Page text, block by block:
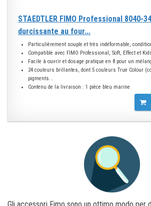
STAEDTLER FIMO Professional 8040-
durcissante au four...
Particulièrement souple et très indéformable,
Compatible avec FIMO Professional, Soft, Effect et
Facile à ouvrir et dosage pratique en 8 pour un
24 couleurs brillantes, dont 5 couleurs True Colour
pigments...
Contenu de la livraison : 1 pièce bleu marine